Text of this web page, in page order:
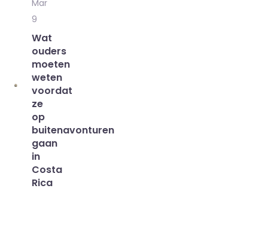
Mar
9
Wat
ouders
moeten
weten
voordat
ze
op
buitenavonturen
gaan
in
Costa
Rica